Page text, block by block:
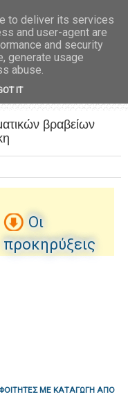
βραβείων
Οι
προκηρύξεις
ΜΕ ΚΑΤΑΓΩΓΗ ΑΠΟ
to deliver its services
and user-agent are
and security
generate usage
abuse.
IT